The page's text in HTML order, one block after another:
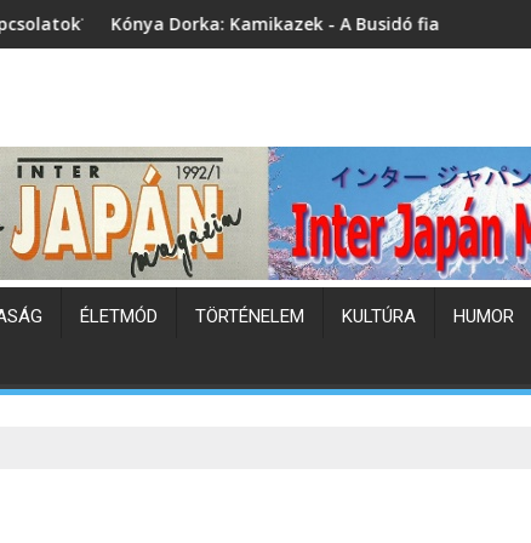
Kamikazek - A Busidó fiai (könyvbemutató)Japán hőhullám
ÉLETMÓD TÖRTÉNELEM KULTÚRA HUMOR